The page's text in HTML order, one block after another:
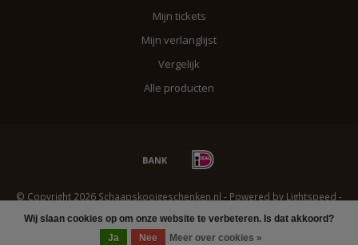
Wij slaan cookies op om onze website te verbeteren. Is dat akkoord?
Ja
Nee Meer over cookies »
Mijn tickets
Mijn verlanglijst
Vergelijk
Alle producten
© Copyright 2026 Schaapskooigeschenken.nl - Powered by Lightspeed -
Lightspeed designbyDyvelopment
FILTERS